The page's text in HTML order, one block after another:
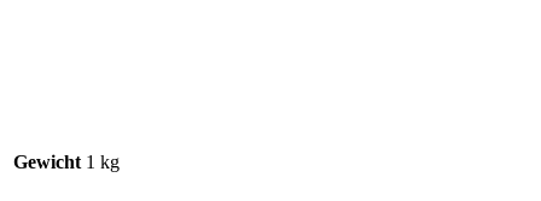
Gewicht 1 kg